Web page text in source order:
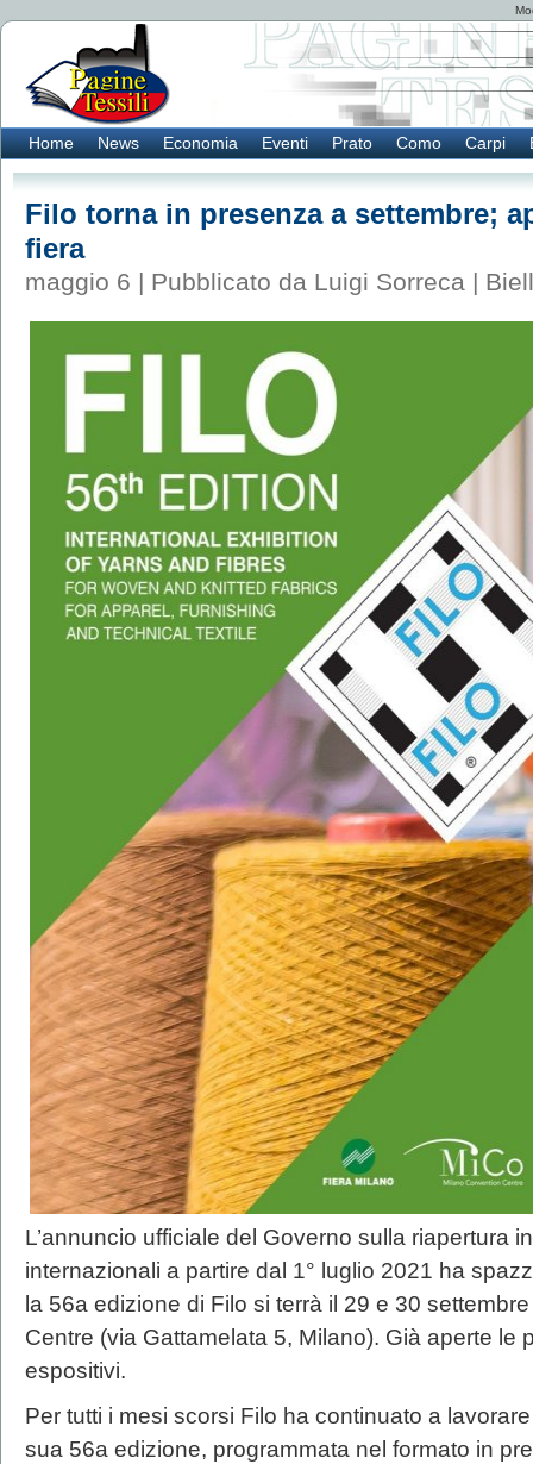
Home News Economia Eventi Prato Como Carpi
Filo torna in presenza a settembre;
fiera
maggio 6 | Pubblicato da Luigi Sorreca |
L’annuncio ufficiale del Governo sulla riapertura
internazionali a partire dal 1° luglio 2021 ha
la 56a edizione di Filo si terrà il 29 e 30
Centre (via Gattamelata 5, Milano). Già aperte le
espositivi.
Per tutti i mesi scorsi Filo ha continuato a
sua 56a edizione, programmata nel formato in